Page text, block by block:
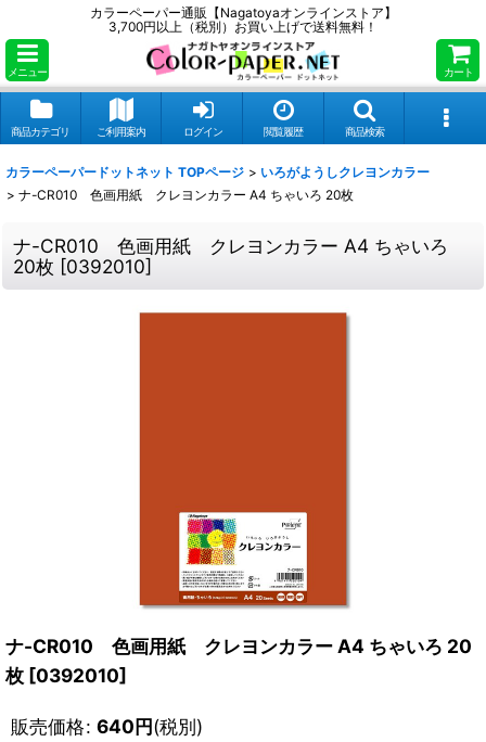
カラーペーパー通販【Nagatoyaオンラインストア】
3,700円以上（税別）お買い上げで送料無料！
メニュー カート
商品カテゴリ ご利用案内 ログイン 閲覧履歴 商品検索
カラーペーパードットネット TOPページ > いろがようしクレヨンカラー
> ナ-CR010 色画用紙 クレヨンカラー A4 ちゃいろ 20枚
ナ-CR010 色画用紙 クレヨンカラー A4 ちゃいろ
20枚 [0392010]
ナ-CR010 色画用紙 クレヨンカラー A4 ちゃいろ 20
枚 [0392010]
販売価格: 640円(税別)